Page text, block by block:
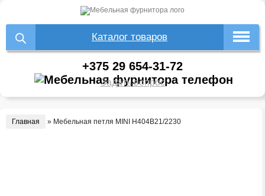
Каталог товаров
+375 29 654-31-72
Задать вопрос
Главная » Мебельная петля MINI H404B21/2230